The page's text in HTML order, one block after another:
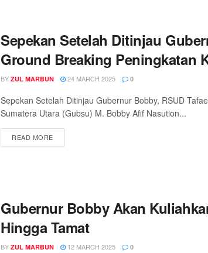
Sepekan Setelah Ditinjau
Ground Breaking Peningkatan
BY ZUL MARBUN 24 MARCH 2025 0
Sepekan Setelah Ditinjau Gubernur Bobby, RSUD
Sumatera Utara (Gubsu) M. Bobby Afif Nasution...
READ MORE
Gubernur Bobby Akan
Hingga Tamat
BY ZUL MARBUN 12 MARCH 2025 0